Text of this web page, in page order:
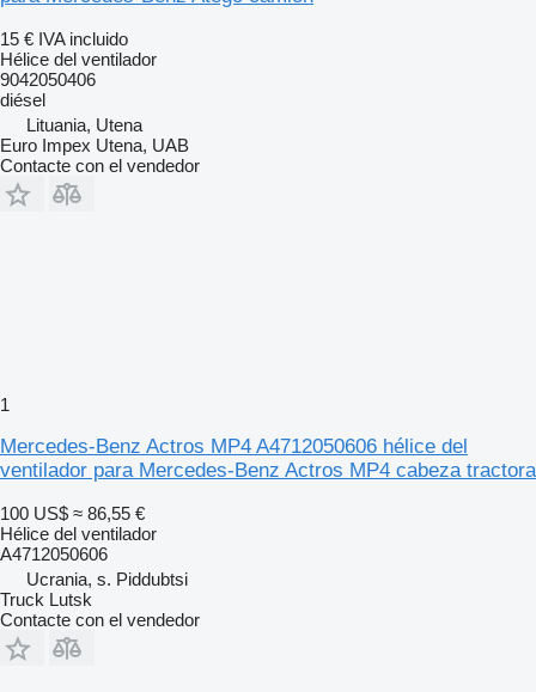
15 € IVA incluido
Hélice del ventilador
9042050406
diésel
Lituania, Utena
Euro Impex Utena, UAB
Contacte con el vendedor
1
Mercedes-Benz Actros MP4 A4712050606 hélice del
ventilador para Mercedes-Benz Actros MP4 cabeza tractora
100 US$ ≈ 86,55 €
Hélice del ventilador
A4712050606
Ucrania, s. Piddubtsi
Truck Lutsk
Contacte con el vendedor